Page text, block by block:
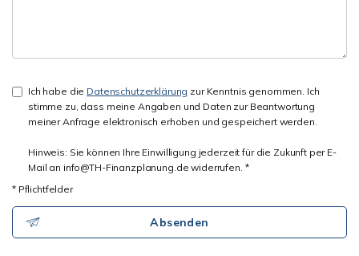
Ich habe die Datenschutzerklärung zur Kenntnis genommen. Ich
stimme zu, dass meine Angaben und Daten zur Beantwortung
meiner Anfrage elektronisch erhoben und gespeichert werden.
Hinweis: Sie können Ihre Einwilligung jederzeit für die Zukunft per E-
Mail an info@TH-Finanzplanung.de widerrufen. *
* Pflichtfelder
Absenden